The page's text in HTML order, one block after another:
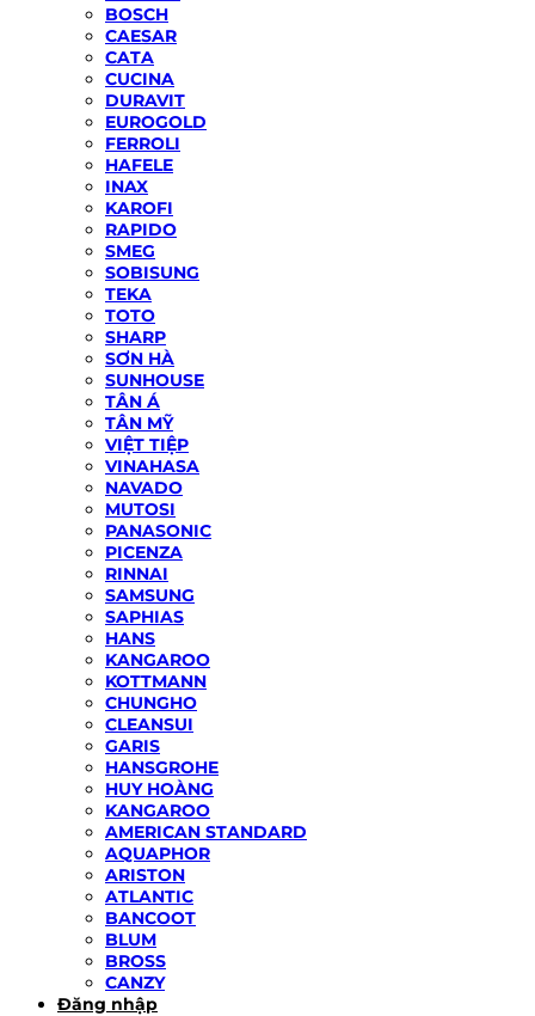
BOSCH
CAESAR
CATA
CUCINA
DURAVIT
EUROGOLD
FERROLI
HAFELE
INAX
KAROFI
RAPIDO
SMEG
SOBISUNG
TEKA
TOTO
SHARP
SƠN HÀ
SUNHOUSE
TÂN Á
TÂN MỸ
VIỆT TIỆP
VINAHASA
NAVADO
MUTOSI
PANASONIC
PICENZA
RINNAI
SAMSUNG
SAPHIAS
HANS
KANGAROO
KOTTMANN
CHUNGHO
CLEANSUI
GARIS
HANSGROHE
HUY HOÀNG
KANGAROO
AMERICAN STANDARD
AQUAPHOR
ARISTON
ATLANTIC
BANCOOT
BLUM
BROSS
CANZY
Đăng nhập